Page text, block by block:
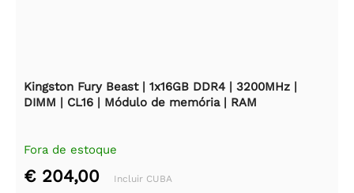
Kingston Fury Beast | 1x16GB DDR4 | 3200MHz |
DIMM | CL16 | Módulo de memória | RAM
Fora de estoque
€ 204,00 Incluir CUBA